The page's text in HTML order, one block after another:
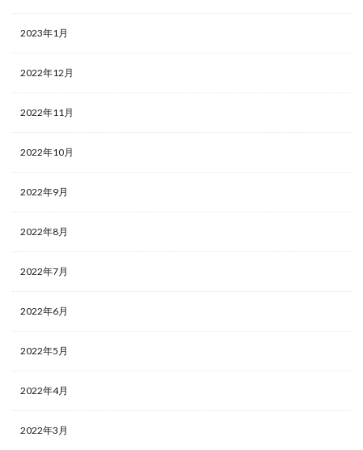
2023年1月
2022年12月
2022年11月
2022年10月
2022年9月
2022年8月
2022年7月
2022年6月
2022年5月
2022年4月
2022年3月